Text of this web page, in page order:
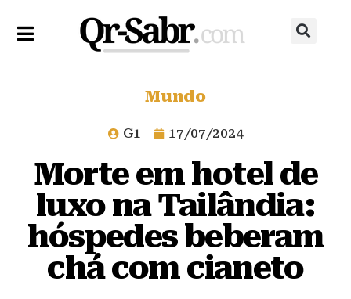
Mundo
G1 17/07/2024
Morte em hotel de
luxo na Tailândia:
hóspedes beberam
chá com cianeto